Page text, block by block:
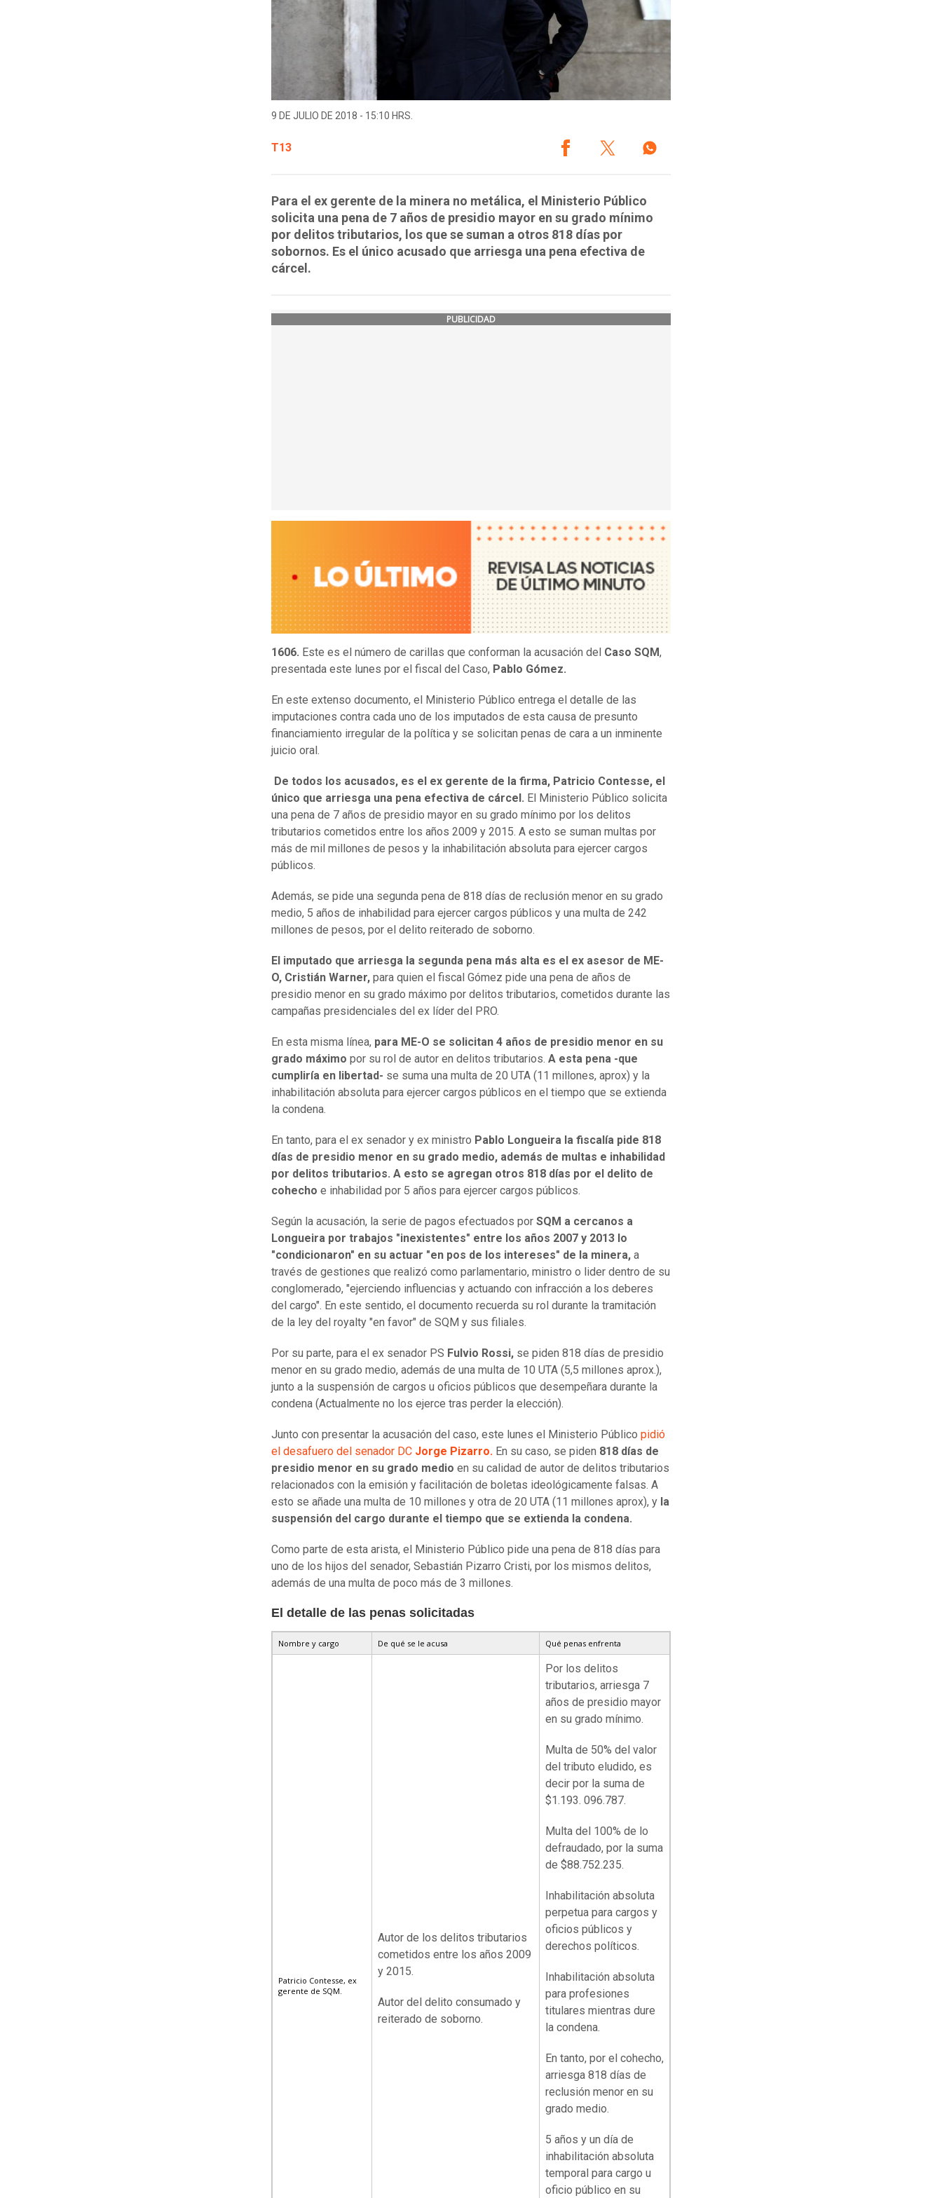
9 DE JULIO DE 2018 - 15:10 HRS.
T13
Para el ex gerente de la minera no metálica, el Ministerio Público
solicita una pena de 7 años de presidio mayor en su grado mínimo
por delitos tributarios, los que se suman a otros 818 días por
sobornos. Es el único acusado que arriesga una pena efectiva de
cárcel.
PUBLICIDAD
1606. Este es el número de carillas que conforman la acusación del Caso SQM,
presentada este lunes por el fiscal del Caso, Pablo Gómez.
En este extenso documento, el Ministerio Público entrega el detalle de las
imputaciones contra cada uno de los imputados de esta causa de presunto
financiamiento irregular de la política y se solicitan penas de cara a un inminente
juicio oral.
De todos los acusados, es el ex gerente de la firma, Patricio Contesse, el
único que arriesga una pena efectiva de cárcel. El Ministerio Público solicita
una pena de 7 años de presidio mayor en su grado mínimo por los delitos
tributarios cometidos entre los años 2009 y 2015. A esto se suman multas por
más de mil millones de pesos y la inhabilitación absoluta para ejercer cargos
públicos.
Además, se pide una segunda pena de 818 días de reclusión menor en su grado
medio, 5 años de inhabilidad para ejercer cargos públicos y una multa de 242
millones de pesos, por el delito reiterado de soborno.
El imputado que arriesga la segunda pena más alta es el ex asesor de ME-
O, Cristián Warner, para quien el fiscal Gómez pide una pena de años de
presidio menor en su grado máximo por delitos tributarios, cometidos durante las
campañas presidenciales del ex líder del PRO.
En esta misma línea, para ME-O se solicitan 4 años de presidio menor en su
grado máximo por su rol de autor en delitos tributarios. A esta pena -que
cumpliría en libertad- se suma una multa de 20 UTA (11 millones, aprox) y la
inhabilitación absoluta para ejercer cargos públicos en el tiempo que se extienda
la condena.
En tanto, para el ex senador y ex ministro Pablo Longueira la fiscalía pide 818
días de presidio menor en su grado medio, además de multas e inhabilidad
por delitos tributarios. A esto se agregan otros 818 días por el delito de
cohecho e inhabilidad por 5 años para ejercer cargos públicos.
Según la acusación, la serie de pagos efectuados por SQM a cercanos a
Longueira por trabajos "inexistentes" entre los años 2007 y 2013 lo
"condicionaron" en su actuar "en pos de los intereses" de la minera, a
través de gestiones que realizó como parlamentario, ministro o lider dentro de su
conglomerado, "ejerciendo influencias y actuando con infracción a los deberes
del cargo". En este sentido, el documento recuerda su rol durante la tramitación
de la ley del royalty "en favor" de SQM y sus filiales.
Por su parte, para el ex senador PS Fulvio Rossi, se piden 818 días de presidio
menor en su grado medio, además de una multa de 10 UTA (5,5 millones aprox.),
junto a la suspensión de cargos u oficios públicos que desempeñara durante la
condena (Actualmente no los ejerce tras perder la elección).
Junto con presentar la acusación del caso, este lunes el Ministerio Público pidió
el desafuero del senador DC Jorge Pizarro. En su caso, se piden 818 días de
presidio menor en su grado medio en su calidad de autor de delitos tributarios
relacionados con la emisión y facilitación de boletas ideológicamente falsas. A
esto se añade una multa de 10 millones y otra de 20 UTA (11 millones aprox), y la
suspensión del cargo durante el tiempo que se extienda la condena.
Como parte de esta arista, el Ministerio Público pide una pena de 818 días para
uno de los hijos del senador, Sebastián Pizarro Cristi, por los mismos delitos,
además de una multa de poco más de 3 millones.
El detalle de las penas solicitadas
Nombre y cargo De qué se le acusa Qué penas enfrenta
Patricio Contesse, ex
gerente de SQM.
Autor de los delitos tributarios
cometidos entre los años 2009
y 2015.
Autor del delito consumado y
reiterado de soborno.
Por los delitos
tributarios, arriesga 7
años de presidio mayor
en su grado mínimo.
Multa de 50% del valor
del tributo eludido, es
decir por la suma de
$1.193. 096.787.
Multa del 100% de lo
defraudado, por la suma
de $88.752.235.
Inhabilitación absoluta
perpetua para cargos y
oficios públicos y
derechos políticos.
Inhabilitación absoluta
para profesiones
titulares mientras dure
la condena.
En tanto, por el cohecho,
arriesga 818 días de
reclusión menor en su
grado medio.
5 años y un día de
inhabilitación absoluta
temporal para cargo u
oficio público en su